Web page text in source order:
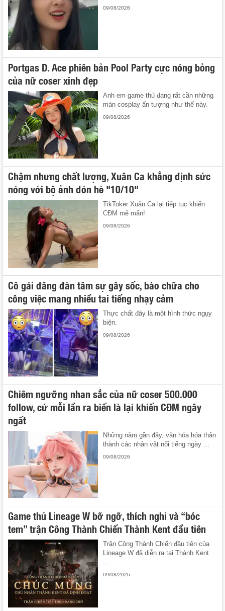
09/08/2026
Portgas D. Ace phiên bản Pool Party cực nóng bỏng
của nữ coser xinh đẹp
Anh em game thủ đang rất cần những
màn cosplay ấn tượng như thế này.
09/08/2026
Chậm nhưng chất lượng, Xuân Ca khẳng định sức
nóng với bộ ảnh đón hè "10/10"
TikToker Xuân Ca lại tiếp tục khiến
CĐM mê mẩn!
09/08/2026
Cô gái đăng đàn tâm sự gây sốc, bào chữa cho
công việc mang nhiều tai tiếng nhạy cảm
Thực chất đây là một hình thức ngụy
biện.
09/08/2026
Chiêm ngưỡng nhan sắc của nữ coser 500.000
follow, cứ mỗi lần ra biển là lại khiến CĐM ngây
ngất
Những năm gần đây, văn hóa hóa thân
thành các nhân vật nổi tiếng ngày ...
09/08/2026
Game thủ Lineage W bỡ ngỡ, thích nghi và “bóc
tem” trận Công Thành Chiến Thành Kent đầu tiên
Trận Công Thành Chiến đầu tiên của
Lineage W đã diễn ra tại Thành Kent
...
09/08/2026